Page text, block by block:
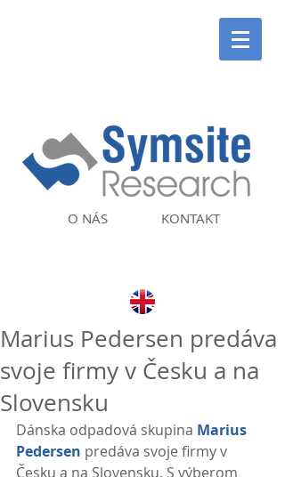
KONTAKT
O NÁS
Marius Pedersen predáva
svoje firmy v Česku a na
Slovensku
Dánska odpadová skupina Marius
Pedersen predáva svoje firmy v
Česku a na Slovensku. S výberom